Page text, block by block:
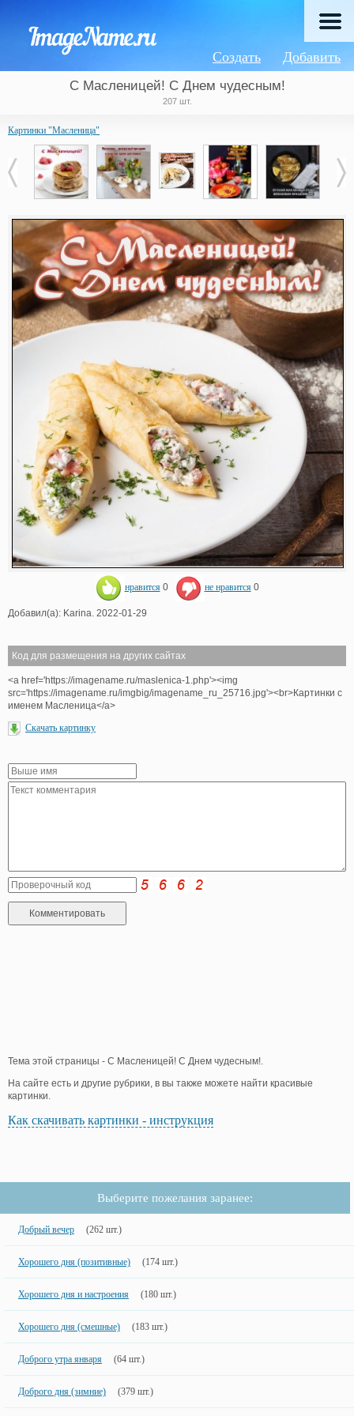
Добавить
Создать
С Масленицей! С Днем чудесным!
207 шт.
Картинки "Масленица"
нравится 0 не нравится 0
Добавил(а): Karina. 2022-01-29
Код для размещения на других сайтах
<a href='https://imagename.ru/maslenica-1.php'><img
src='https://imagename.ru/imgbig/imagename_ru_25716.jpg'><br>Картинки с
именем Масленица</a>
Скачать картинку
Тема этой страницы - С Масленицей! С Днем чудесным!.
На сайте есть и другие рубрики, в вы также можете найти красивые
картинки.
Как скачивать картинки - инструкция
Выберите пожелания заранее:
Добрый вечер (262 шт.)
Хорошего дня (позитивные) (174 шт.)
Хорошего дня и настроения (180 шт.)
Хорошего дня (смешные) (183 шт.)
Доброго утра января (64 шт.)
Доброго дня (зимние) (379 шт.)